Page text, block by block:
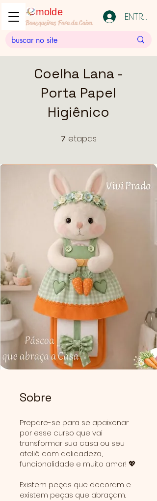
molde
Bonequeiras Fora da Caixa ENTRAR
Coelha Lana -
Porta Papel
Higiênico
7 etapas
Sobre
Prepare-se para se apaixonar
por esse curso que vai
transformar sua casa ou seu
ateliê com delicadeza,
funcionalidade e muito amor! 💖
Existem peças que decoram e
existem peças que abraçam.